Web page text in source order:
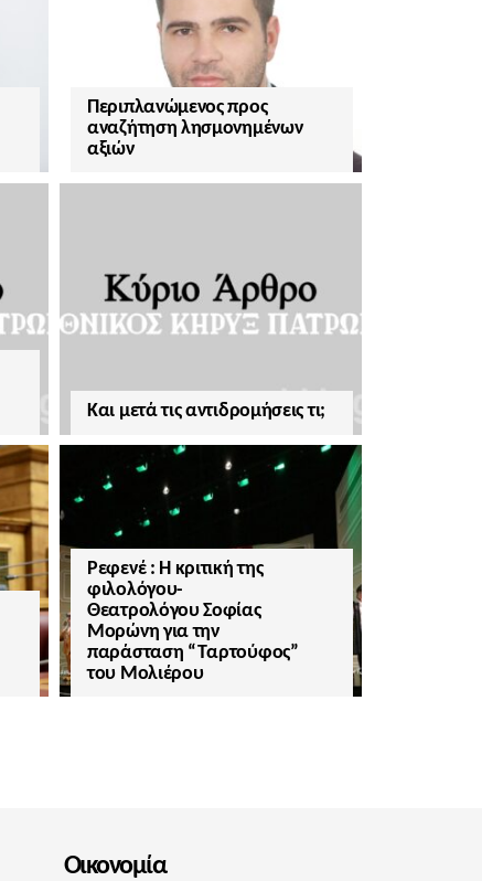
Περιπλανώμενος προς
αναζήτηση λησμονημένων
αξιών
Και μετά τις αντιδρομήσεις τι;
Ρεφενέ : H κριτική της
φιλολόγου-
Θεατρολόγου Σοφίας
Μορώνη για την
παράσταση “Ταρτούφος”
του Μολιέρου
Οικονομία